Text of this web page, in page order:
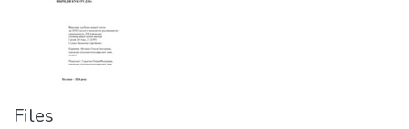
Files